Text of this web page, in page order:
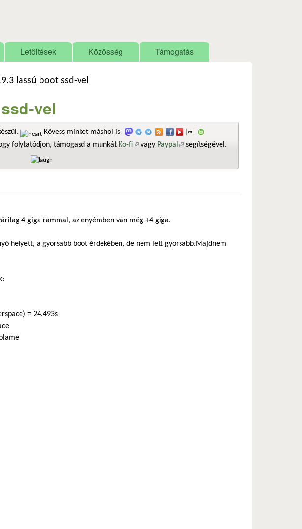
Letöltések Közösség Támogatás
lassú boot ssd-vel
vel
Kövess minket máshol is:
folytatódjon, támogasd a munkát Ko-fi(külső hivatkozás)
vagy Paypal (külső hivatkozás)
segítségével.
4 giga rammal, az enyémben van még +4 giga.
helyett, a gyorsabb boot érdekében, de nem lett gyorsabb.Majdnem
= 24.493s